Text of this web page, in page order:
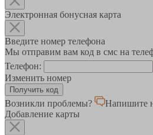
Электронная бонусная карта
Введите номер телефона
Мы отправим вам код в смс на
Телефон:
Изменить номер
Возникли проблемы?
Напишите
Добавление карты